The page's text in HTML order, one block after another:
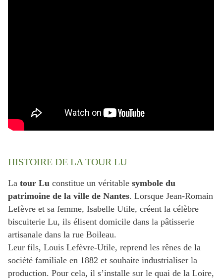
HISTOIRE DE LA TOUR LU
La tour Lu constitue un véritable symbole du
patrimoine de la ville de Nantes. Lorsque Jean-Romain
Lefèvre et sa femme, Isabelle Utile, créent la célèbre
biscuiterie Lu, ils élisent domicile dans la pâtisserie
artisanale dans la rue Boileau.
Leur fils, Louis Lefèvre-Utile, reprend les rênes de la
société familiale en 1882 et souhaite industrialiser la
production. Pour cela, il s’installe sur le quai de la Loire,